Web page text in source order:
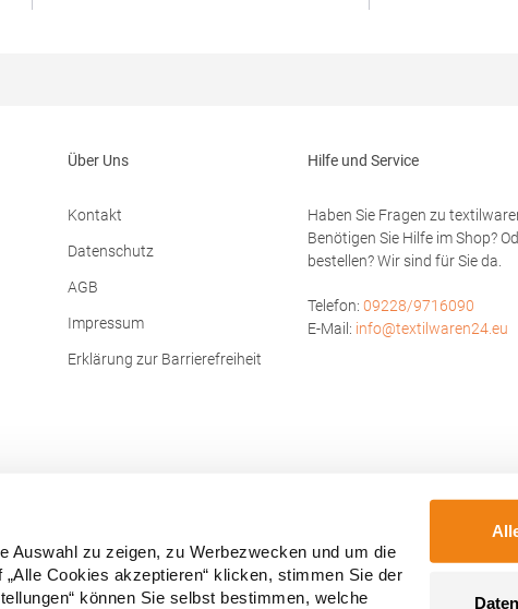
Auswahl zu zeigen, zu Werbezwecken und um die
Cookies akzeptieren“ klicken, stimmen Sie der
können Sie selbst bestimmen, welche
Über Uns
Kontakt
Datenschutz
AGB
Impressum
Erklärung zur Barrierefreiheit
Hilfe und Service
Haben Sie Fragen zu
Benötigen Sie Hilfe im Shop?
bestellen? Wir sind für Sie da.
Telefon: 09228/9716090
E-Mail: info@textilwaren24.eu